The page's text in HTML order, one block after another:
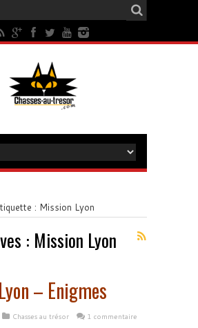
: Mission Lyon
: Mission Lyon
– Enigmes
Chasses au trésor 1 commentaire